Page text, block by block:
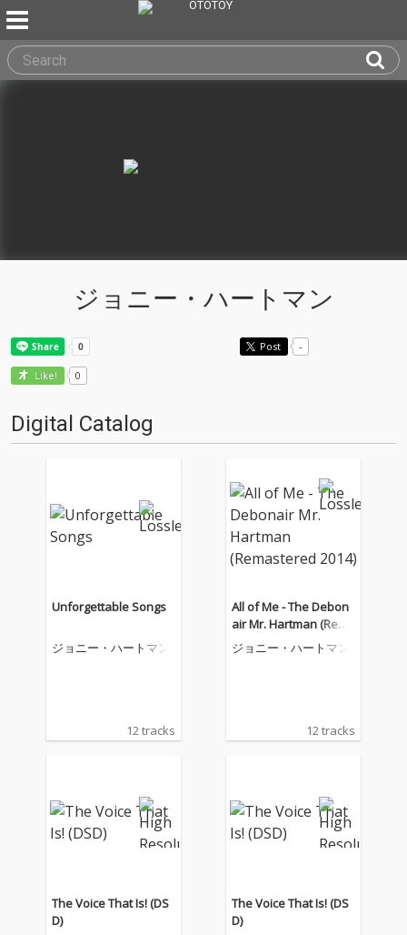
ジョニー・ハートマン
Post -
Like! 0
Digital Catalog
Unforgettable Songs
ジョニー・ハートマン
12 tracks
All of Me - The Debon
air Mr. Hartman (Rema
stered 2014)
ジョニー・ハートマン
12 tracks
The Voice That Is! (DS
D)
The Voice That Is! (DS
D)